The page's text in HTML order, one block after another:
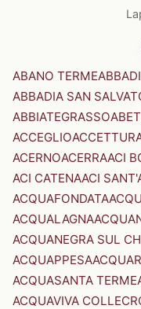
ABANO TERME
ABBADIA SAN
ABBIATEGRASSO
ACCEGLIO
ACERNOACERRAACI
ACI CATENAACI
ACQUAFONDATA
ACQUALAGNA
ACQUANEGRA SUL
ACQUAPPESA
ACQUASANTA TERME
ACQUAVIVA